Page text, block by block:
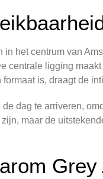
in het centrum van
centrale ligging
is, draagt de
dag te arriveren,
maar de